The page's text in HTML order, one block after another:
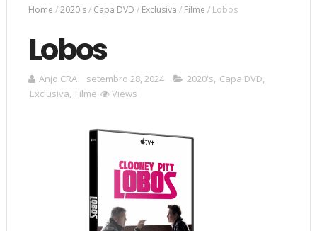
Home /2020's/ Capa DVD / Exclusiva / Filme / Lobos
Lobos
Anjo CRA setembro 28, 2024 2020's, Capa DVD,
Exclusiva, Filme Views